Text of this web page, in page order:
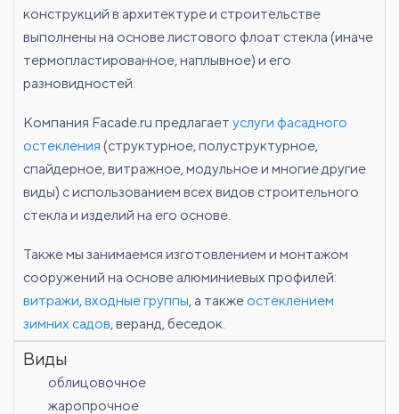
конструкций в архитектуре и строительстве
выполнены на основе листового флоат стекла (иначе
термопластированное, наплывное) и его
разновидностей.
Компания Facade.ru предлагает услуги фасадного
остекления (структурное, полуструктурное,
спайдерное, витражное, модульное и многие другие
виды) с использованием всех видов строительного
стекла и изделий на его основе.
Также мы занимаемся изготовлением и монтажом
сооружений на основе алюминиевых профилей:
витражи, входные группы, а такжеостеклением
зимних садов, веранд, беседок.
Виды
облицовочное
жаропрочное